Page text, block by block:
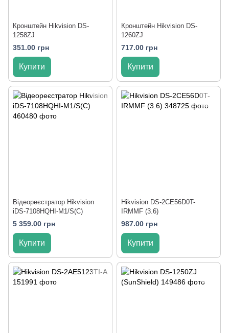
Кронштейн Hikvision DS-
1258ZJ
351.00 грн
Купити
Кронштейн Hikvision DS-
1260ZJ
717.00 грн
Купити
Відеореєстратор Hikvision
iDS-7108HQHI-M1/S(C)
5 359.00 грн
Купити
Hikvision DS-2CE56D0T-
IRMMF (3.6)
987.00 грн
Купити